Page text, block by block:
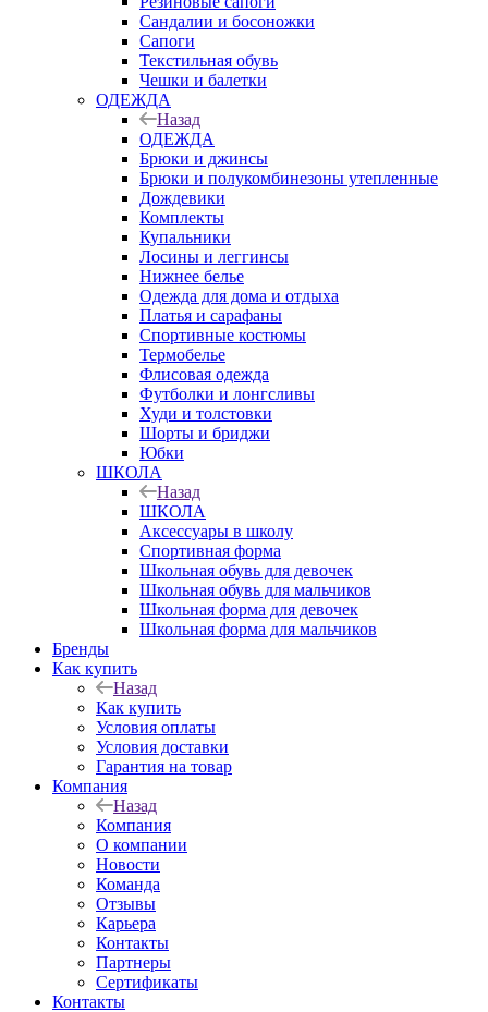
Сандалии и босоножки
Сапоги
Текстильная обувь
Чешки и балетки
ОДЕЖДА
Назад
ОДЕЖДА
Брюки и джинсы
Брюки и полукомбинезоны утепленные
Дождевики
Комплекты
Купальники
Лосины и леггинсы
Нижнее белье
Одежда для дома и отдыха
Платья и сарафаны
Спортивные костюмы
Термобелье
Флисовая одежда
Футболки и лонгсливы
Худи и толстовки
Шорты и бриджи
Юбки
ШКОЛА
Назад
ШКОЛА
Аксессуары в школу
Спортивная форма
Школьная обувь для девочек
Школьная обувь для мальчиков
Школьная форма для девочек
Школьная форма для мальчиков
Бренды
Как купить
Назад
Как купить
Условия оплаты
Условия доставки
Гарантия на товар
Компания
Назад
Компания
О компании
Новости
Команда
Отзывы
Карьера
Контакты
Партнеры
Сертификаты
Контакты